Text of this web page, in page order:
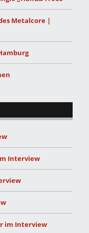
Metalcore |
Interview
im Interview